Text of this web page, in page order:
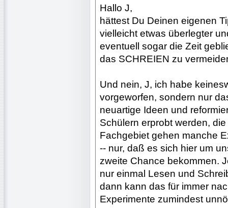
Hallo J,
hättest Du Deinen eigenen
vielleicht etwas überlegter
eventuell sogar die Zeit
das SCHREIEN zu
Und nein, J, ich habe
vorgeworfen, sondern nur
neuartige Ideen und
Schülern erprobt werden,
Fachgebiet gehen manche
-- nur, daß es sich hier um
zweite Chance bekommen.
nur einmal Lesen und
dann kann das für immer
Experimente zumindest